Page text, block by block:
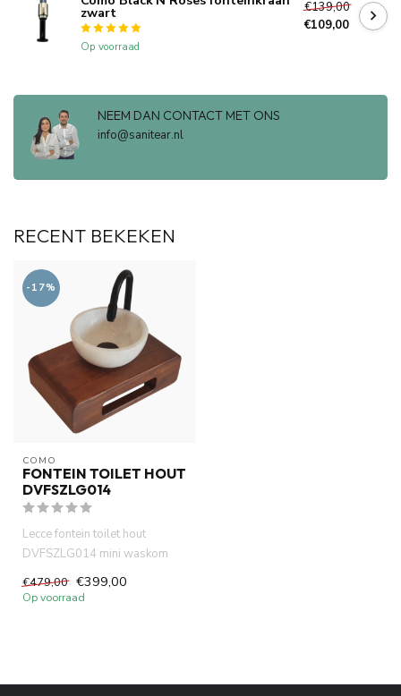
zwart
Op voorraad
€139,00
€109,00
NEEM DAN CONTACT MET ONS
info@sanitear.nl
RECENT BEKEKEN
-17%
COMO
FONTEIN TOILET HOUT
DVFSZLG014
Lecce fontein toilet hout
DVFSZLG014 mini waskom
met planchet. Marmer waskom
20 ...
€479,00 €399,00
Op voorraad